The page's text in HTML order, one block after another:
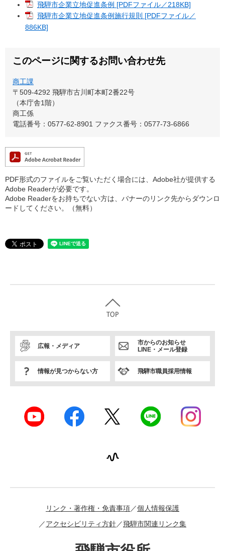
飛騨市企業立地促進条例 [PDFファイル／218KB]
飛騨市企業立地促進条例施行規則 [PDFファイル／
886KB]
このページに関するお問い合わせ先
商工課
〒509-4292 飛騨市古川町本町2番22号
（本庁舎1階）
商工係
電話番号：0577-62-8901 ファクス番号：0577-73-6866
PDF形式のファイルをご覧いただく場合には、Adobe社が提供する
Adobe Readerが必要です。
Adobe Readerをお持ちでない方は、バナーのリンク先からダウンロ
ードしてください。（無料）
広報・メディア
市からのお知らせ
LINE・メール登録
情報が見つからない方 飛騨市職員採用情報
リンク・著作権・免責事項
個人情報保護
アクセシビリティ方針
飛騨市関連リンク集